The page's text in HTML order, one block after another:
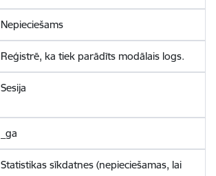
Nepieciešams
Reģistrē, ka tiek parādīts modālais logs.
Sesija
_ga
Statistikas sīkdatnes (nepieciešamas, lai